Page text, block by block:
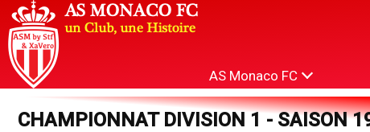
AS Monaco FC
CHAMPIONNAT DIVISION 1 - SAISON